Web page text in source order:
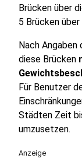
Brücken über
5 Brücken
Nach Angaben
diese Brücken
Für Benutzer
Städten Zeit
umzusetzen.
Anzeige